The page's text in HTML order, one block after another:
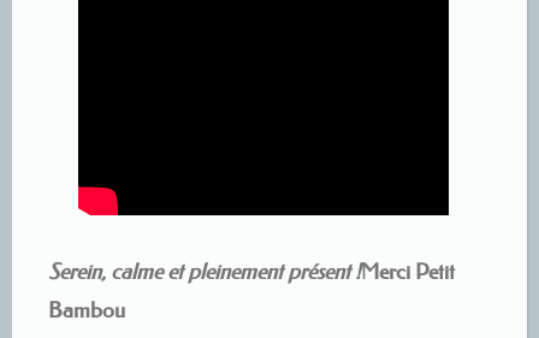
Serein, calme et pleinement présent !Merci Petit
Bambou